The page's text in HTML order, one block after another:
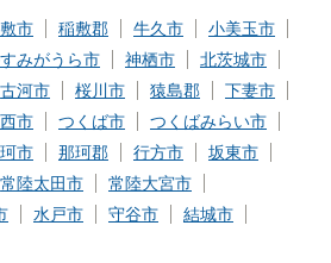
市 稲敷郡 牛久市
小美玉市
みがうら市 神栖市
北茨城市
古河市 桜川市 猿島郡
下妻市
市 つくば市
つくばみらい市
市 那珂郡 行方市
坂東市
常陸太田市
常陸大宮市
水戸市 守谷市
結城市